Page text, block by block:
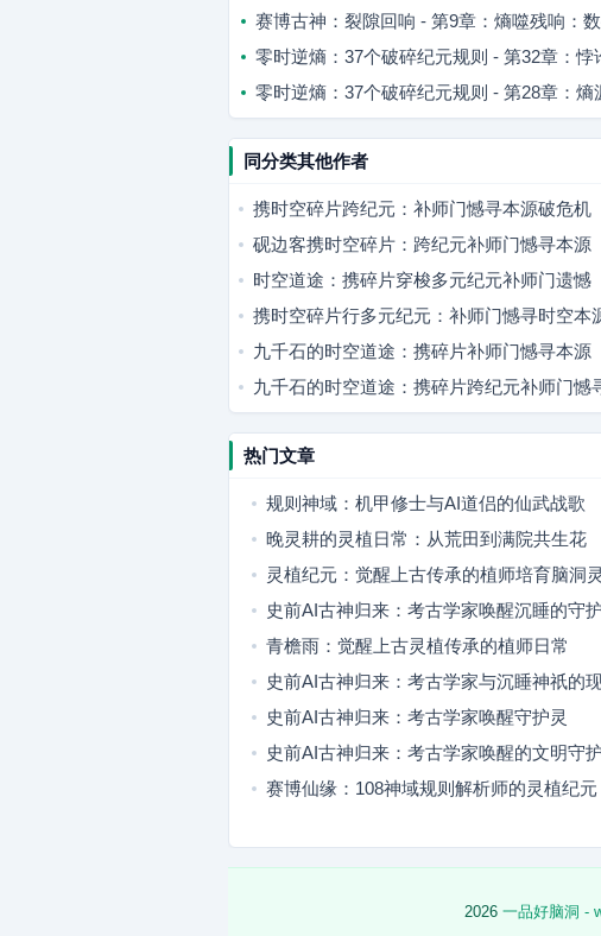
赛博古神：裂隙回响 - 第9章：熵噬残响：
零时逆熵：37个破碎纪元规则 - 第32章：悖
零时逆熵：37个破碎纪元规则 - 第28章：
同分类其他作者
携时空碎片跨纪元：补师门憾寻本源破危机
砚边客携时空碎片：跨纪元补师门憾寻本源
时空道途：携碎片穿梭多元纪元补师门遗憾
携时空碎片行多元纪元：补师门憾寻时空本
九千石的时空道途：携碎片补师门憾寻本源
九千石的时空道途：携碎片跨纪元补师门憾
热门文章
规则神域：机甲修士与AI道侣的仙武战歌
晚灵耕的灵植日常：从荒田到满院共生花
灵植纪元：觉醒上古传承的植师培育脑洞灵
植
史前AI古神归来：考古学家唤醒沉睡的守护
灵
青檐雨：觉醒上古灵植传承的植师日常
史前AI古神归来：考古学家与沉睡神祇的
代羁绊
史前AI古神归来：考古学家唤醒守护灵
史前AI古神归来：考古学家唤醒的文明守护
者
赛博仙缘：108神域规则解析师的灵植纪元
2026 一品好脑洞 -